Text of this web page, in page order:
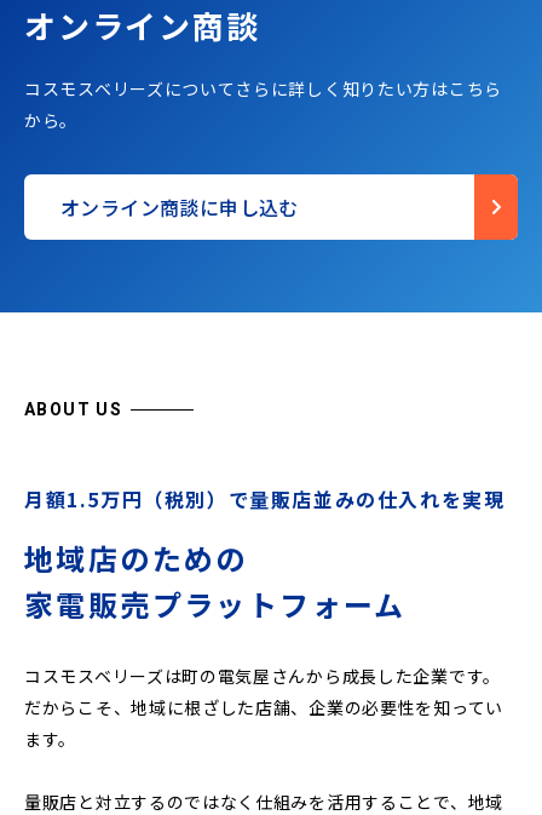
オンライン商談
コスモスベリーズについてさらに詳しく知りたい方はこちら
から。
オンライン商談に申し込む
ABOUT US
月額1.5万円（税別）で量販店並みの仕入れを実現
地域店のための
家電販売プラットフォーム
コスモスベリーズは町の電気屋さんから成長した企業です。
だからこそ、地域に根ざした店舗、企業の必要性を知ってい
ます。
量販店と対立するのではなく仕組みを活用することで、地域